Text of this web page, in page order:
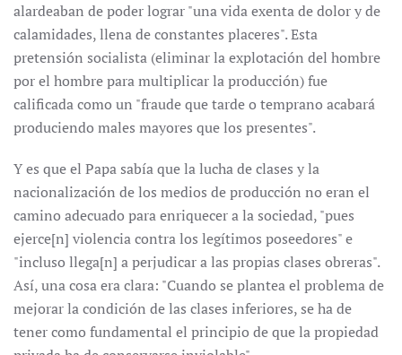
alardeaban de poder lograr "una vida exenta de dolor y de
calamidades, llena de constantes placeres". Esta
pretensión socialista (eliminar la explotación del hombre
por el hombre para multiplicar la producción) fue
calificada como un "fraude que tarde o temprano acabará
produciendo males mayores que los presentes".
Y es que el Papa sabía que la lucha de clases y la
nacionalización de los medios de producción no eran el
camino adecuado para enriquecer a la sociedad, "pues
ejerce[n] violencia contra los legítimos poseedores" e
"incluso llega[n] a perjudicar a las propias clases obreras".
Así, una cosa era clara: "Cuando se plantea el problema de
mejorar la condición de las clases inferiores, se ha de
tener como fundamental el principio de que la propiedad